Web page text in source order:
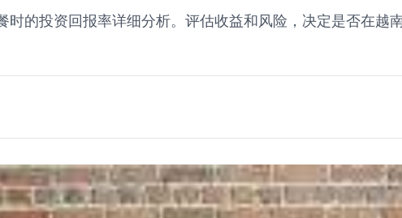
时的投资回报率详细分析。评估收益和风险，决定是否在越